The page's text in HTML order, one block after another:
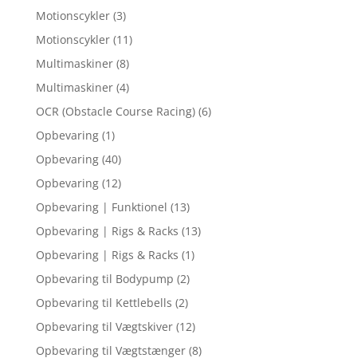
Motionscykler (3)
Motionscykler (11)
Multimaskiner (8)
Multimaskiner (4)
OCR (Obstacle Course Racing) (6)
Opbevaring (1)
Opbevaring (40)
Opbevaring (12)
Opbevaring | Funktionel (13)
Opbevaring | Rigs & Racks (13)
Opbevaring | Rigs & Racks (1)
Opbevaring til Bodypump (2)
Opbevaring til Kettlebells (2)
Opbevaring til Vægtskiver (12)
Opbevaring til Vægtstænger (8)